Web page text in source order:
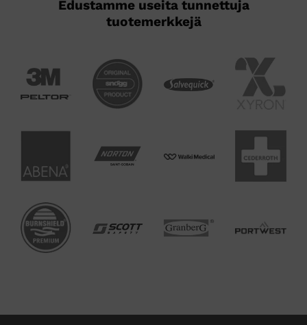
Edustamme useita tunnettuja
tuotemerkkejä